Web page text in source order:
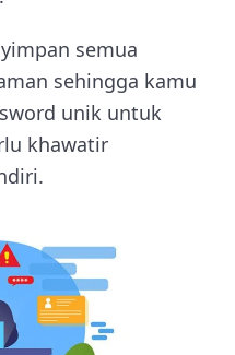
semua
sehingga kamu
unik untuk
khawatir